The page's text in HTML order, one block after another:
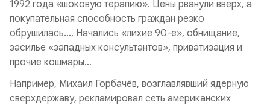
1992 года «шоковую терапию». Цены рванули вверх, а
покупательная способность граждан резко
обрушилась…. Начались «лихие 90-е», обнищание,
засилье «западных консультантов», приватизация и
прочие кошмары…
Например, Михаил Горбачёв, возглавлявший ядерную
сверхдержаву, рекламировал сеть американских